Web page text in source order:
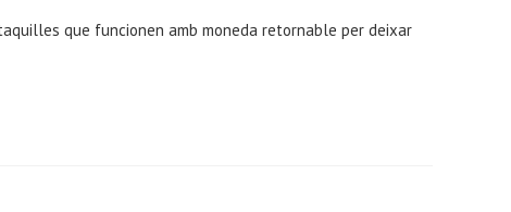
que funcionen amb moneda retornable per deixar